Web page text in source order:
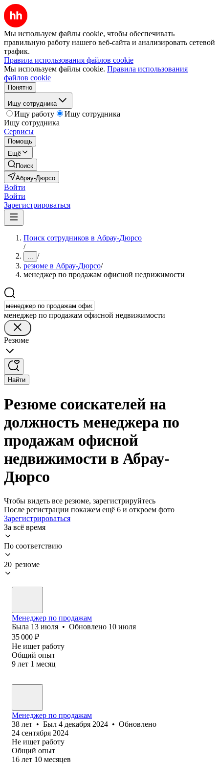
Мы используем файлы cookie, чтобы обеспечивать
правильную работу нашего веб-сайта и анализировать сетевой
трафик.
Правила использования файлов cookie
Мы используем файлы cookie. Правила использования
файлов cookie
Понятно
Ищу сотрудника
Ищу работу
Ищу сотрудника
Ищу сотрудника
Сервисы
Помощь
Ещё
Поиск
Абрау-Дюрсо
Войти
Войти
Зарегистрироваться
Поиск сотрудников в Абрау-Дюрсо
/
... /
резюме в Абрау-Дюрсо/
менеджер по продажам офисной недвижимости
менеджер по продажам офисной недвижимости
Резюме
Найти
Резюме соискателей на
должность менеджера по
продажам офисной
недвижимости в Абрау-
Дюрсо
Чтобы видеть все резюме, зарегистрируйтесь
После регистрации покажем ещё 6 и откроем фото
Зарегистрироваться
За всё время
По соответствию
20 резюме
Менеджер по продажам
Была 13 июля • Обновлено 10 июля
35 000 ₽
Не ищет работу
Общий опыт
9 лет 1 месяц
Менеджер по продажам
38 лет • Был 4 декабря 2024 • Обновлено
24 сентября 2024
Не ищет работу
Общий опыт
16 лет 10 месяцев